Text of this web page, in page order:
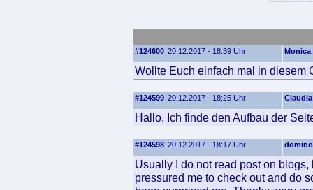
#124600 20.12.2017 - 18:39 Uhr Monica
Wollte Euch einfach mal in diesem
#124599 20.12.2017 - 18:25 Uhr Claudia
Hallo, Ich finde den Aufbau der
#124598 20.12.2017 - 18:17 Uhr
Usually I do not read post on
pressured me to check out and do